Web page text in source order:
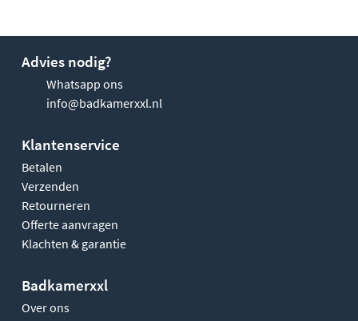
Advies nodig?
Whatsapp ons
info@badkamerxxl.nl
Klantenservice
Betalen
Verzenden
Retourneren
Offerte aanvragen
Klachten & garantie
Badkamerxxl
Over ons